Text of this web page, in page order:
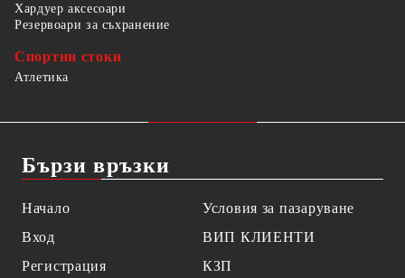
Хардуер аксесоари
Резервоари за съхранение
Спортни стоки
Атлетика
Бързи връзки
Начало
Вход
Регистрация
Условия за пазаруване
ВИП КЛИЕНТИ
КЗП